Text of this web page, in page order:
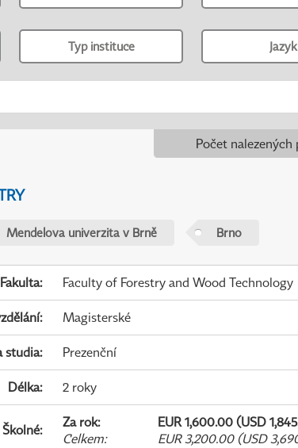
Typ instituce Jazyk
Počet nalezených
Mendelova univerzita v Brně Brno
Fakulta: Faculty of Forestry and Wood Technology
: Magisterské
studia: Prezenční
Délka: 2 roky
Školné: Za rok:
EUR 1,600.00 (USD
Celkem: EUR 3,200.00 (USD